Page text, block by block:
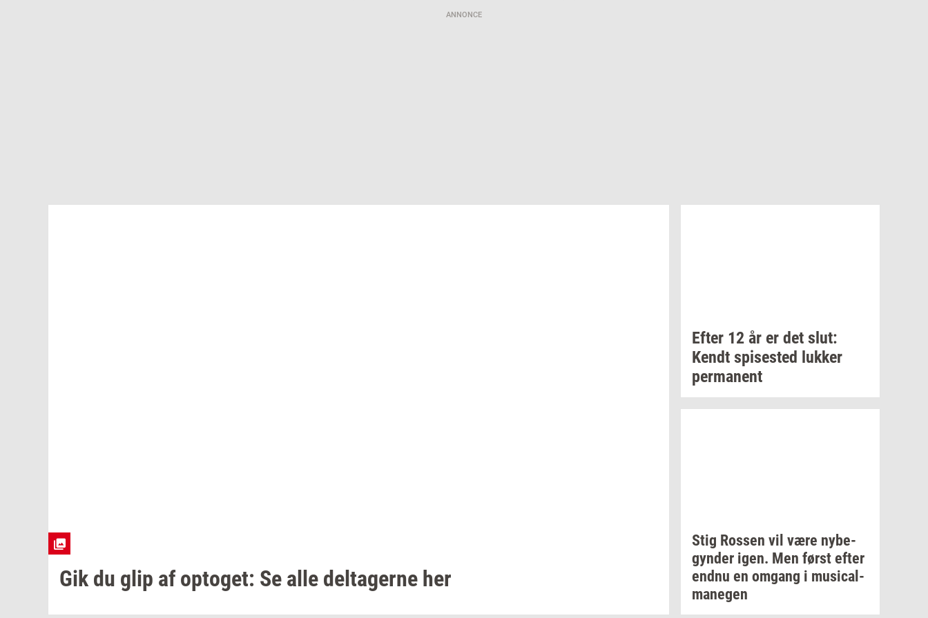
ANNONCE
Gik du glip afop­to­get: Se alle del­ta­ger­neher
Efter 12 år er det slut:
Kendt spi­se­sted luk­ker
per­ma­nent
Stig Ros­sen vil være ny­be­
gyn­derigen. Men først efter
endnu en om­gang i mu­si­cal­
ma­ne­gen